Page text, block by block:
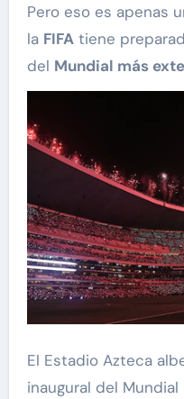
Pero eso es apenas
la FIFAtiene
del Mundial más
El Estadio Azteca
inaugural del